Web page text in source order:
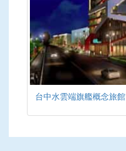
台中水雲端旗艦概念旅館